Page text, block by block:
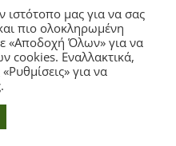
ιστότοπο μας για να σας
πιο ολοκληρωμένη
«Αποδοχή Όλων» για να
cookies. Εναλλακτικά,
για να